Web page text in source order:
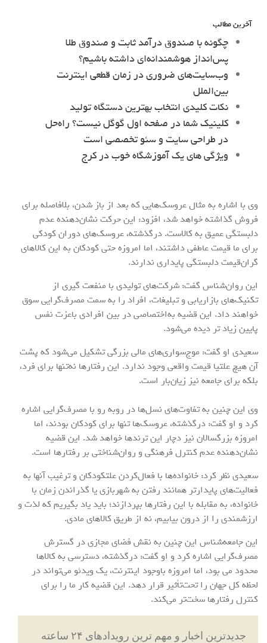
آخرین مطالب
چگونه با صندوق درآمد ثابت و صندوق طلا
پس‌انداز هوشمندانه‌ای داشته باشیم؟
وب‌سایت‌های ضروری در زمان قطعی اینترنت
بین‌الملل
نکات کلیدی انتخاب بهترین دستگاه تولید
کلینیک شما در صفحه اول گوگل نیست؟ راه‌حل
در طراحی سایت و سئو تخصصی است
ویژگی های یک آموزشگاه خوب در کرج
وی با اشاره به مثال عروسک‌هایی که بعد از باز شدن، بلافاصله برای
فروش گذاشته خواهد شد، افزود: این حرکت نشان‌دهنده عدم
دلبستگی عمیق به کالاست. درگذشته، عروسک‌های دوران کودکی
برای ما قیمت عاطفی داشتند، اما امروزه حتی کودکان به این کالاهای
گران‌قیمت دلبستگی پایداری ندارند.
این روان‌شناس گفت: شرکت‌های تولیدی با منفعت گیری از
تکنیک‌های بازاریابی و تبلیغات، افراد را به سمت مصرف‌گرایی سوق
خواهند داد. این قضیه به‌اختصاصی در بین افرادی باعزت نفس
پایین زیاد تر دیده می‌شود.
سعیدی او گفت: موج‌سواری‌های مالی بزرگی تشکیل می‌شود که پشت
آن هیچ علتیا قیمت واقعی وجود ندارد. این رفتارها نه‌تنها برای فرد،
بلکه برای جامعه نیز زیان‌بار است.
وی این چنین به تفاوت‌های نسل‌ها در روبه رو با مصرف‌گرایی اشاره
کرد و او گفت: درگذشته، عروسک‌ها تنها برای کودکان بودند، اما
امروزه بزرگسالان نیز دچار این ترندها خواهد شد. این قضیه
نشان‌دهنده عدم کنترل فرهنگی و روان‌شناختی بر رفتارها است.
سعیدی نظر کرد: خانواده‌ها با فعال‌کردن علتکودکان و ترغیب آنها به
فعالیت‌های پایدارتر همانند رفتن به شهربازی یا گذراندن زمان با
خانواده، به مقابله با این رفتارها بپردازند؛ باید یاد بگیریم که لذت و
ارزشمندی را از درون بیابیم، نه از طریق کالاهای مادی.
این جامعه‌شناس این چنین به نقش فضای مجازی در گسترش
مصرف‌گرایی اشاره کرد و او گفت: درگذشته، دسترسی به کالاها
محدود می بود، اما امروزه باوجود اینترنت، یک ویدئو می‌تواند در
لحظه کل جهان را تحت‌تأثیر قرار دهد. این قضیه کار ما را برای
کنترل رفتارها سخت‌تر می‌کند.
جدیدترین اخبار و مهم ترین رویدادهای ۲۴ ساعته